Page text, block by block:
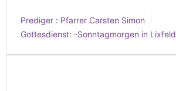
Prediger : Pfarrer Carsten Simon
Gottesdienst: -Sonntagmorgen in Lixfeld